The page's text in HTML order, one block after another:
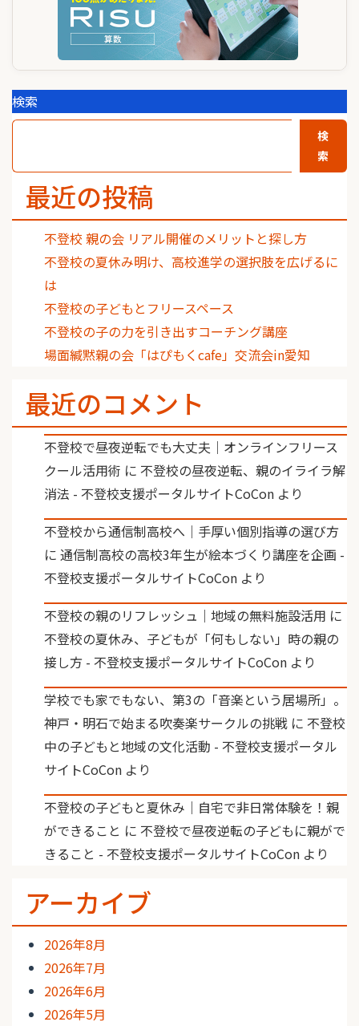
検索
検
索
最近の投稿
不登校 親の会 リアル開催のメリットと探し方
不登校の夏休み明け、高校進学の選択肢を広げるに
は
不登校の子どもとフリースペース
不登校の子の力を引き出すコーチング講座
場面緘黙親の会「はぴもくcafe」交流会in愛知
最近のコメント
不登校で昼夜逆転でも大丈夫｜オンラインフリース
クール活用術 に 不登校の昼夜逆転、親のイライラ解
消法 - 不登校支援ポータルサイトCoCon より
不登校から通信制高校へ｜手厚い個別指導の選び方
に 通信制高校の高校3年生が絵本づくり講座を企画 -
不登校支援ポータルサイトCoCon より
不登校の親のリフレッシュ｜地域の無料施設活用 に
不登校の夏休み、子どもが「何もしない」時の親の
接し方 - 不登校支援ポータルサイトCoCon より
学校でも家でもない、第3の「音楽という居場所」。
神戸・明石で始まる吹奏楽サークルの挑戦 に 不登校
中の子どもと地域の文化活動 - 不登校支援ポータル
サイトCoCon より
不登校の子どもと夏休み｜自宅で非日常体験を！親
ができること に 不登校で昼夜逆転の子どもに親がで
きること - 不登校支援ポータルサイトCoCon より
アーカイブ
2026年8月
2026年7月
2026年6月
2026年5月